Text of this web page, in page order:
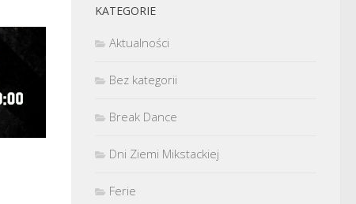
KATEGORIE
Aktualności
Bez kategorii
Break Dance
Dni Ziemi Mikstackiej
Ferie